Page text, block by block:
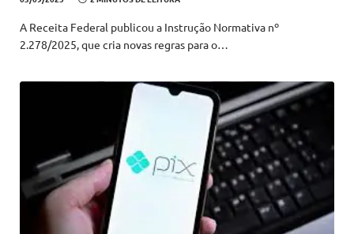
A Receita Federal publicou a Instrução Normativa nº
2.278/2025, que cria novas regras para o…